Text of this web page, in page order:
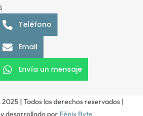
| Todos los derechos reservados |
desarrollado por Fénix Byte
Teléfono
Email
Envía un mensaje